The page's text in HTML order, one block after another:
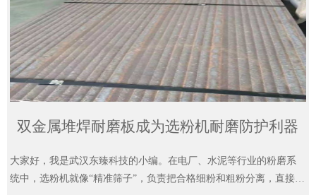
双金属堆焊耐磨板成为选粉机耐磨防护利器
大家好，我是武汉东臻科技的小编。在电厂、水泥等行业的粉磨系
统中，选粉机就像“精准筛子”，负责把合格细粉和粗粉分离，直接决